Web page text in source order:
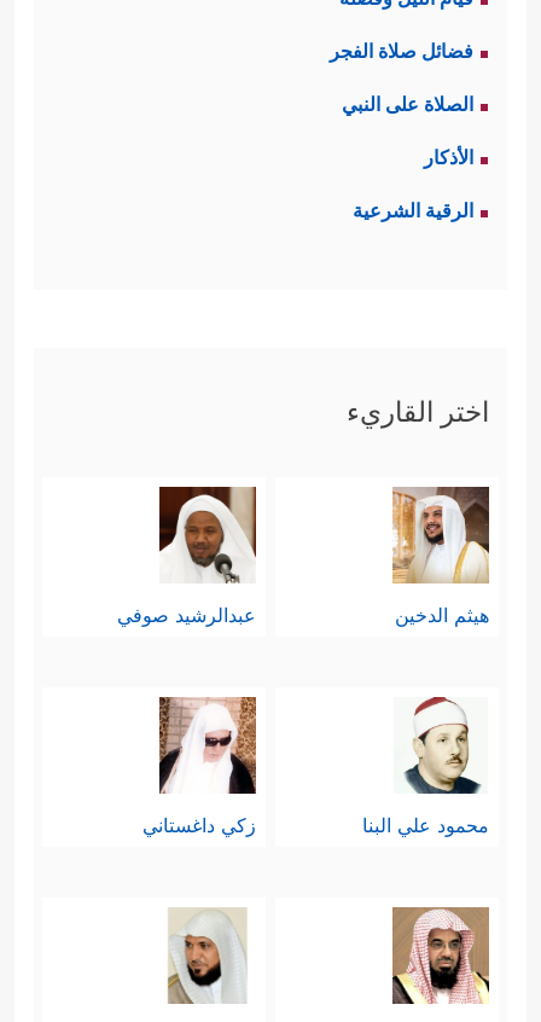
فضائل صلاة الفجر
الصلاة على النبي
الأذكار
الرقية الشرعية
اختر القاريء
هيثم الدخين عبدالرشيد صوفي
محمود علي البنا زكي داغستاني